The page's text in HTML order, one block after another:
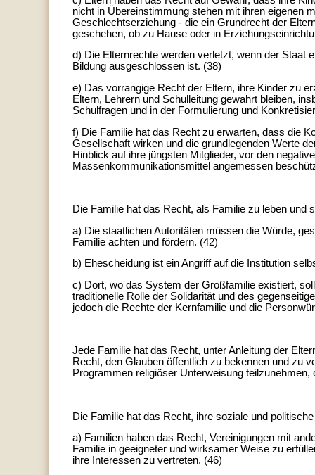
nicht in Übereinstimmung stehen mit ihren eigenen
Geschlechtserziehung - die ein Grundrecht der
geschehen, ob zu Hause oder in
d) Die Elternrechte werden verletzt, wenn der Staat
Bildung ausgeschlossen ist. (38)
e) Das vorrangige Recht der Eltern, ihre Kinder zu
Eltern, Lehrern und Schulleitung gewahrt bleiben,
Schulfragen und in der Formulierung und
f) Die Familie hat das Recht zu erwarten, dass die
Gesellschaft wirken und die grundlegenden Werte
Hinblick auf ihre jüngsten Mitglieder, vor den
Massenkommunikationsmittel angemessen
Die Familie hat das Recht, als Familie zu leben und
a) Die staatlichen Autoritäten müssen die Würde,
Familie achten und fördern. (42)
b) Ehescheidung ist ein Angriff auf die Institution
c) Dort, wo das System der Großfamilie existiert,
traditionelle Rolle der Solidarität und des
jedoch die Rechte der Kernfamilie und die
Jede Familie hat das Recht, unter Anleitung der
Recht, den Glauben öffentlich zu bekennen und zu
Programmen religiöser Unterweisung
Die Familie hat das Recht, ihre soziale und
a) Familien haben das Recht, Vereinigungen mit
Familie in geeigneter und wirksamer Weise zu
ihre Interessen zu vertreten. (46)